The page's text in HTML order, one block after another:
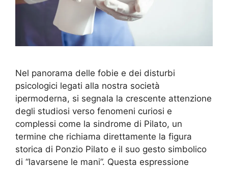
Nel panorama delle fobie e dei disturbi
psicologici legati alla nostra società
ipermoderna, si segnala la crescente attenzione
degli studiosi verso fenomeni curiosi e
complessi come la sindrome di Pilato, un
termine che richiama direttamente la figura
storica di Ponzio Pilato e il suo gesto simbolico
di “lavarsene le mani”. Questa espressione